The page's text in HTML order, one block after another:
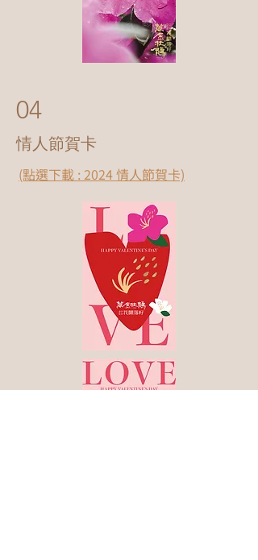
04
情人節賀卡
(點選下載 : 2024 情人節賀卡)